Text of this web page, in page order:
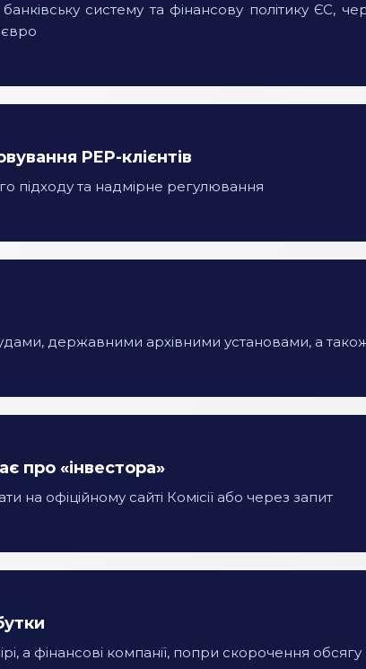
систему та фінансову політику ЄС,
PEP-клієнтів
підходу та надмірне регулювання
державними архівними установами, а
про «інвестора»
на офіційному сайті Комісії або через запит
а фінансові компанії, попри скорочення